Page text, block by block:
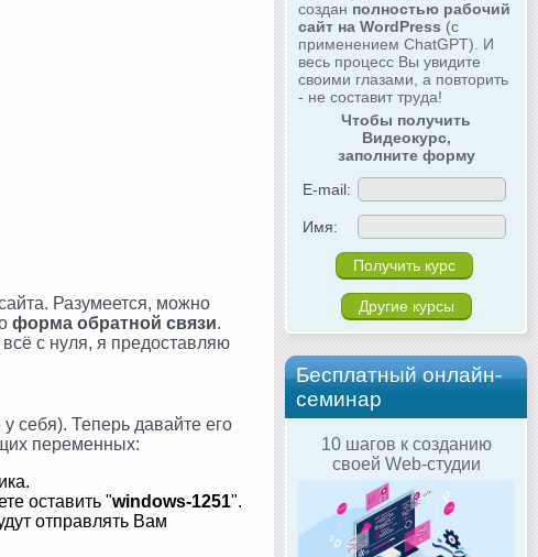
создан полностью рабочий
сайт на WordPress (с
применением ChatGPT). И
весь процесс Вы увидите
своими глазами, а повторить
- не составит труда!
Чтобы получить
Видеокурс,
заполните форму
E-mail:
Имя:
Другие курсы
Бесплатный онлайн-
семинар
10 шагов к созданию
своей Web-студии
Разумеется, можно
форма обратной связи.
с нуля, я предоставляю
себя). Теперь давайте его
переменных:
оставить "windows-1251".
отправлять Вам